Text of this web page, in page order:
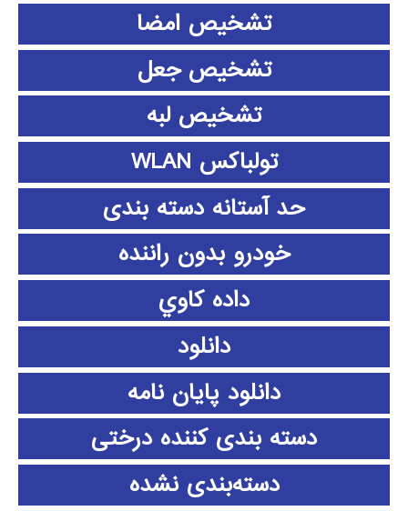
تشخیص امضا
تشخیص جعل
تشخیص لبه
تولباکس WLAN
حد آستانه دسته بندی
خودرو بدون راننده
داده كاوي
دانلود
دانلود پايان نامه
دسته بندی کننده درختی
دسته‌بندی نشده